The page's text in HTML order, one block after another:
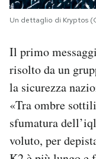
Un dettaglio di Kryptos
Il primo
risolto da un
la sicurezza
«Tra ombre
sfumatura
voluto, per